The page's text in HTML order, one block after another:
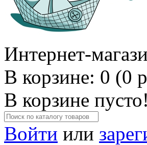
Интернет-
В корзине: 0 (0
В корзине пусто!
Войти или